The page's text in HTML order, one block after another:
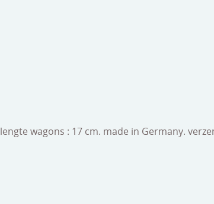
wagons : 17 cm. made in Germany.